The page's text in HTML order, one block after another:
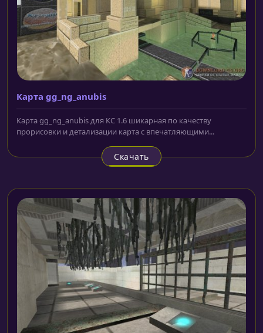
Карта gg_ng_anubis
Карта gg_ng_anubis для КС 1.6 шикарная по качеству
прорисовки и детализации карта с впечатляющими...
Скачать